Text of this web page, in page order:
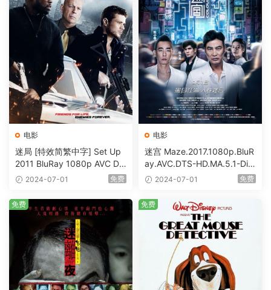
电影
迷局 [特效简繁中字] Set Up
2011 BluRay 1080p AVC DT
S-HD MA5.1-shhaclm@CHD
2024-07-01 免费
电影
迷宫 Maze.2017.1080p.BluR
ay.AVC.DTS-HD.MA.5.1-DiY
@HDHome [BDISO 19.7GB]
2024-07-01 免费
免费 免费